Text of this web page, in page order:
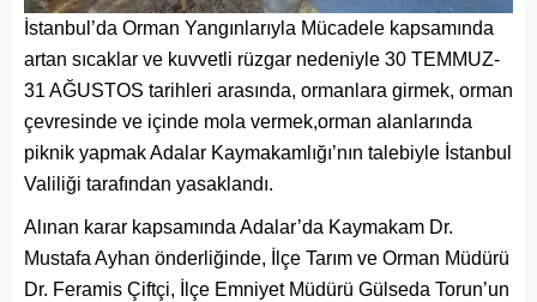
İstanbul’da Orman Yangınlarıyla Mücadele kapsamında
artan sıcaklar ve kuvvetli rüzgar nedeniyle 30 TEMMUZ-
31 AĞUSTOS tarihleri arasında, ormanlara girmek, orman
çevresinde ve içinde mola vermek,orman alanlarında
piknik yapmak Adalar Kaymakamlığı’nın talebiyle İstanbul
Valiliği tarafından yasaklandı.
Alınan karar kapsamında Adalar’da Kaymakam Dr.
Mustafa Ayhan önderliğinde, İlçe Tarım ve Orman Müdürü
Dr. Feramis Çiftçi, İlçe Emniyet Müdürü Gülseda Torun’un